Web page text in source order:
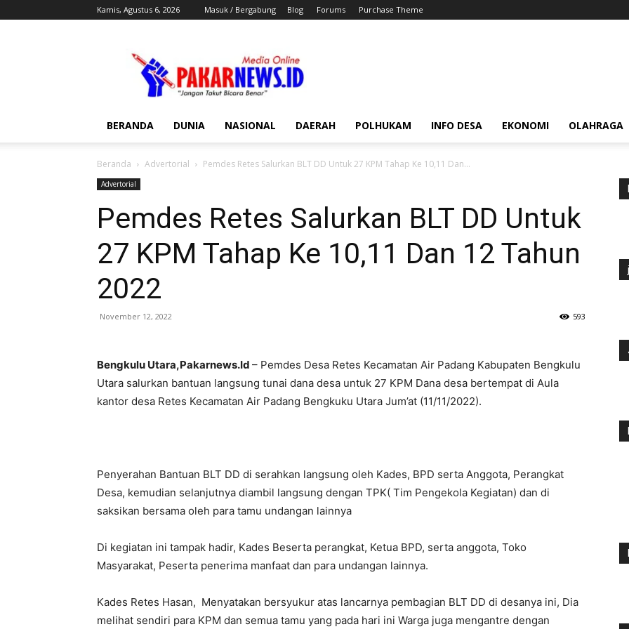
Kamis, Agustus 6, 2026 Masuk / Bergabung Blog Forums Purchase Theme
BERANDA DUNIA NASIONAL DAERAH POLHUKAM INFO DESA EKONOMI OLAHRAGA
Beranda Advertorial Pemdes Retes Salurkan BLT DD Untuk 27 KPM Tahap Ke 10,11 Dan...
Advertorial
Pemdes Retes Salurkan BLT DD Untuk
27 KPM Tahap Ke 10,11 Dan 12 Tahun
2022
November 12, 2022 593
Bengkulu Utara,Pakarnews.Id – Pemdes Desa Retes Kecamatan Air Padang Kabupaten Bengkulu
Utara salurkan bantuan langsung tunai dana desa untuk 27 KPM Dana desa bertempat di Aula
kantor desa Retes Kecamatan Air Padang Bengkuku Utara Jum’at (11/11/2022).
Penyerahan Bantuan BLT DD di serahkan langsung oleh Kades, BPD serta Anggota, Perangkat
Desa, kemudian selanjutnya diambil langsung dengan TPK( Tim Pengekola Kegiatan) dan di
saksikan bersama oleh para tamu undangan lainnya
Di kegiatan ini tampak hadir, Kades Beserta perangkat, Ketua BPD, serta anggota, Toko
Masyarakat, Peserta penerima manfaat dan para undangan lainnya.
Kades Retes Hasan, Menyatakan bersyukur atas lancarnya pembagian BLT DD di desanya ini, Dia
melihat sendiri para KPM dan semua tamu yang pada hari ini Warga juga mengantre dengan